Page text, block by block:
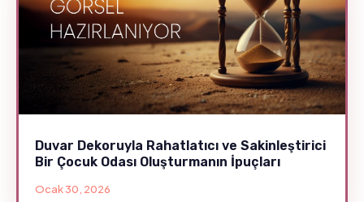
Duvar Dekoruyla Rahatlatıcı ve Sakinleştirici
Bir Çocuk Odası Oluşturmanın İpuçları
Ocak 30, 2026